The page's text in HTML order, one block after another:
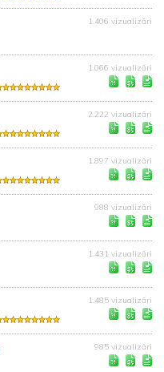
1.406 vizualizări
1.066 vizualizări
2.222 vizualizări
1.897 vizualizări
988 vizualizări
1.431 vizualizări
1.485 vizualizări
985 vizualizări